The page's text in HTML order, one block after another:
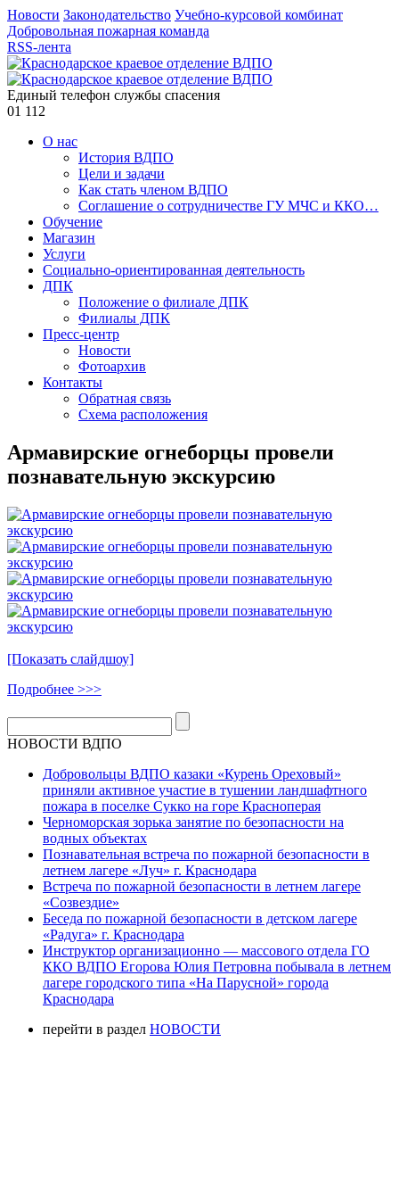
Новости Законодательство Учебно-курсовой комбинат
Добровольная пожарная команда
RSS-лента
Единый телефон службы спасения
01 112
О нас
История ВДПО
Цели и задачи
Как стать членом ВДПО
Соглашение о сотрудничестве ГУ МЧС и ККО…
Обучение
Магазин
Услуги
Социально-ориентированная деятельность
ДПК
Положение о филиале ДПК
Филиалы ДПК
Пресс-центр
Новости
Фотоархив
Контакты
Обратная связь
Схема расположения
Армавирские огнеборцы провели
познавательную экскурсию
[Показать слайдшоу]
Подробнее >>>
НОВОСТИ ВДПО
Добровольцы ВДПО казаки «Курень Ореховый»
приняли активное участие в тушении ландшафтного
пожара в поселке Сукко на горе Красноперая
Черноморская зорька занятие по безопасности на
водных объектах
Познавательная встреча по пожарной безопасности в
летнем лагере «Луч» г. Краснодара
Встреча по пожарной безопасности в летнем лагере
«Созвездие»
Беседа по пожарной безопасности в детском лагере
«Радуга» г. Краснодара
Инструктор организационно — массового отдела ГО
ККО ВДПО Егорова Юлия Петровна побывала в летнем
лагере городского типа «На Парусной» города
Краснодара
перейти в раздел НОВОСТИ